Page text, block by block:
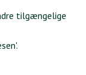
tilgængelige